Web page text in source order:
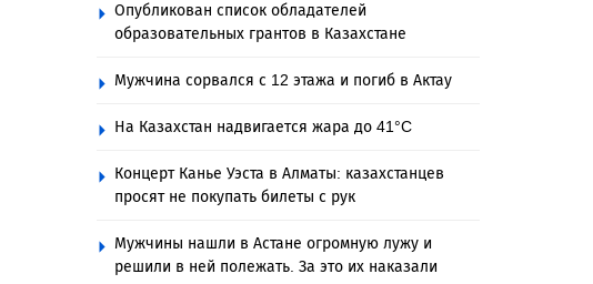
Опубликован список обладателей
образовательных грантов в Казахстане
Мужчина сорвался с 12 этажа и погиб в Актау
На Казахстан надвигается жара до 41°C
Концерт Канье Уэста в Алматы: казахстанцев
просят не покупать билеты с рук
Мужчины нашли в Астане огромную лужу и
решили в ней полежать. За это их наказали